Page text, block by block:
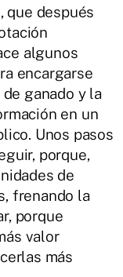
que después
algunos
encargarse
ganado y la
en un
Unos pasos
porque,
de
frenando la
porque
valor
más